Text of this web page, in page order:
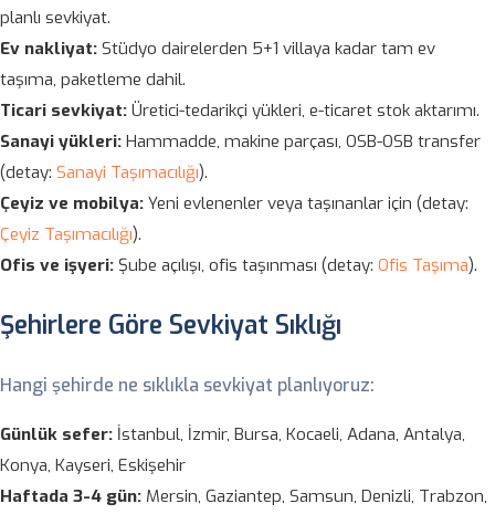
planlı sevkiyat.
Ev nakliyat: Stüdyo dairelerden 5+1 villaya kadar tam ev
taşıma, paketleme dahil.
Ticari sevkiyat: Üretici-tedarikçi yükleri, e-ticaret stok aktarımı.
Sanayi yükleri: Hammadde, makine parçası, OSB-OSB transfer
(detay: Sanayi Taşımacılığı).
Çeyiz ve mobilya: Yeni evlenenler veya taşınanlar için (detay:
Çeyiz Taşımacılığı).
Ofis ve işyeri: Şube açılışı, ofis taşınması (detay: Ofis Taşıma).
Şehirlere Göre Sevkiyat Sıklığı
Hangi şehirde ne sıklıkla sevkiyat planlıyoruz:
Günlük sefer: İstanbul, İzmir, Bursa, Kocaeli, Adana, Antalya,
Konya, Kayseri, Eskişehir
Haftada 3-4 gün: Mersin, Gaziantep, Samsun, Denizli, Trabzon,